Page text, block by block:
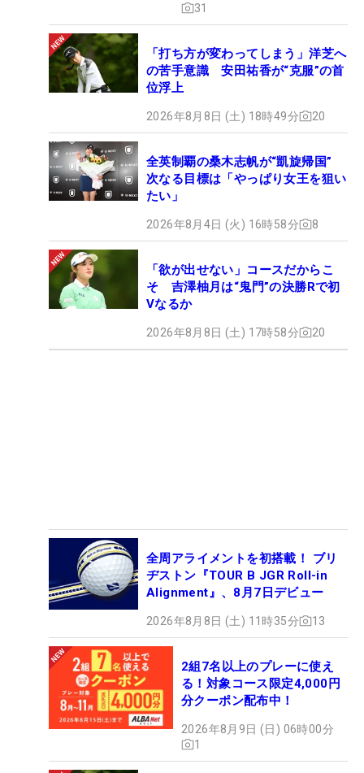
31
「打ち方が変わってしまう」洋芝へ
の苦手意識 安田祐香が“克服”の首
位浮上
2026年8月8日 (土) 18時49分 20
全英制覇の桑木志帆が“凱旋帰国”
次なる目標は「やっぱり女王を狙い
たい」
2026年8月4日 (火) 16時58分 8
「欲が出せない」コースだからこ
そ 吉澤柚月は“鬼門”の決勝Rで初
Vなるか
2026年8月8日 (土) 17時58分 20
全周アライメントを初搭載！ ブリ
ヂストン『TOUR B JGR Roll-in
Alignment』、8月7日デビュー
2026年8月8日 (土) 11時35分 13
2組7名以上のプレーに使え
る！対象コース限定4,000円
分クーポン配布中！
2026年8月9日 (日) 06時00分
1